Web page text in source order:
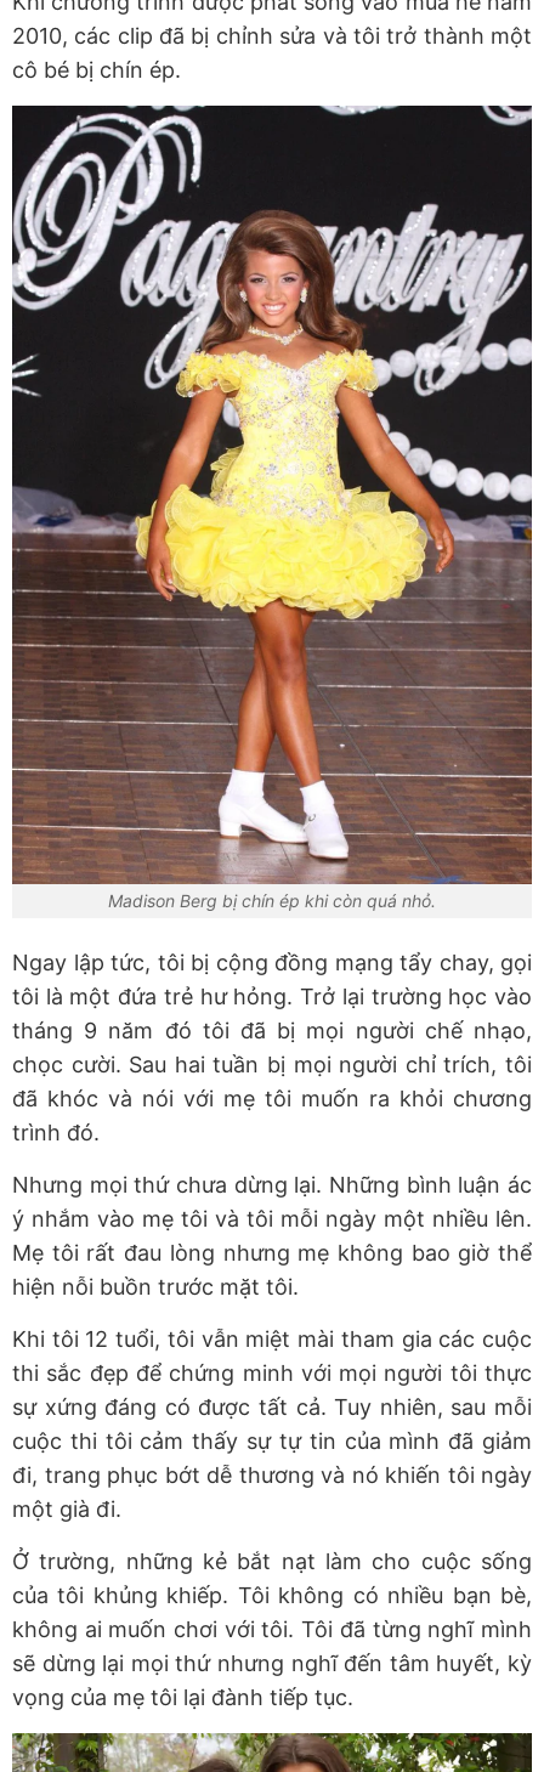
2010, các clip đã bị chỉnh sửa và tôi trở thành một
cô bé bị chín ép.
Madison Berg bị chín ép khi còn quá nhỏ.
Ngay lập tức, tôi bị cộng đồng mạng tẩy chay, gọi
tôi là một đứa trẻ hư hỏng. Trở lại trường học vào
tháng 9 năm đó tôi đã bị mọi người chế nhạo,
chọc cười. Sau hai tuần bị mọi người chỉ trích, tôi
đã khóc và nói với mẹ tôi muốn ra khỏi chương
trình đó.
Nhưng mọi thứ chưa dừng lại. Những bình luận ác
ý nhắm vào mẹ tôi và tôi mỗi ngày một nhiều lên.
Mẹ tôi rất đau lòng nhưng mẹ không bao giờ thể
hiện nỗi buồn trước mặt tôi.
Khi tôi 12 tuổi, tôi vẫn miệt mài tham gia các cuộc
thi sắc đẹp để chứng minh với mọi người tôi thực
sự xứng đáng có được tất cả. Tuy nhiên, sau mỗi
cuộc thi tôi cảm thấy sự tự tin của mình đã giảm
đi, trang phục bớt dễ thương và nó khiến tôi ngày
một già đi.
Ở trường, những kẻ bắt nạt làm cho cuộc sống
của tôi khủng khiếp. Tôi không có nhiều bạn bè,
không ai muốn chơi với tôi. Tôi đã từng nghĩ mình
sẽ dừng lại mọi thứ nhưng nghĩ đến tâm huyết, kỳ
vọng của mẹ tôi lại đành tiếp tục.